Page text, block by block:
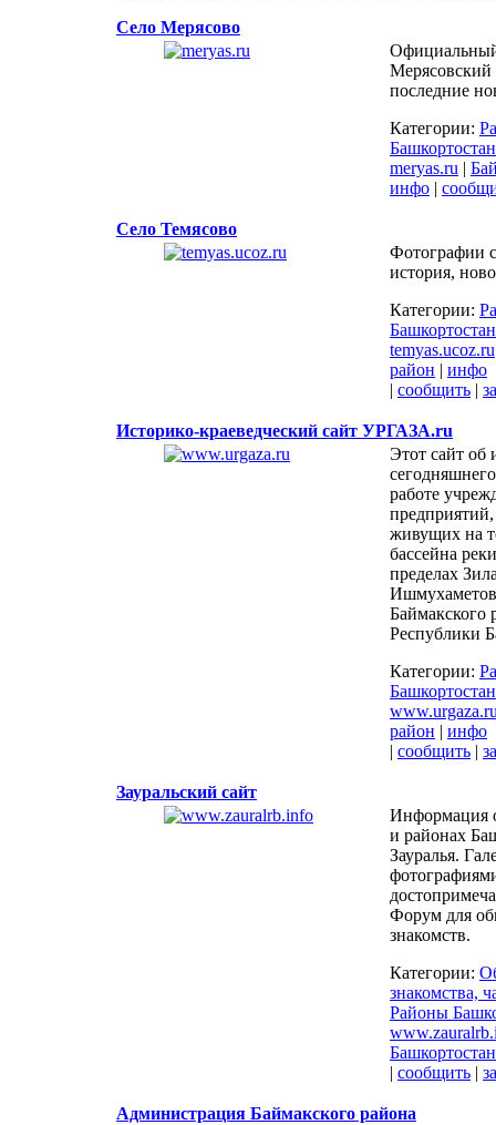
Село Мерясово
Мерясовский
последние
Категории:
meryas.ru |
инфо |
Село Темясово
Фотографии
история,
Категории:
temyas.ucoz.ru
район | инфо
| сообщить |
Историко-краеведческий сайт УРГАЗА.ru
Этот сайт об
работе
живущих на
бассейна
пределах
Баймакского
Республики
Категории:
район | инфо
| сообщить |
Зауральский сайт
Информация
и районах
Зауралья.
Форум для
знакомств.
Категории:
знакомства,
Районы
Башкортостан
| сообщить |
Администрация Баймакского района